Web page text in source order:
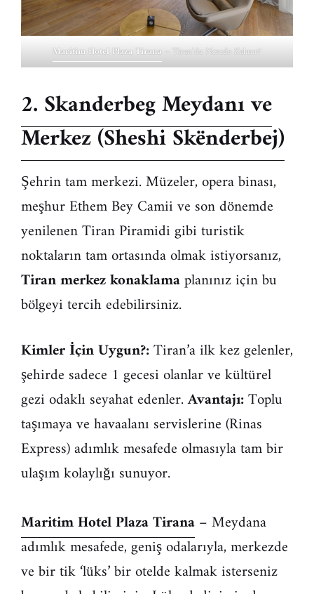
Maritim Hotel Plaza Tirana – Tiran’da Nerede Kalınır?
2. Skanderbeg Meydanı ve
Merkez (Sheshi Skënderbej)
Şehrin tam merkezi. Müzeler, opera binası,
meşhur Ethem Bey Camii ve son dönemde
yenilenen Tiran Piramidi gibi turistik
noktaların tam ortasında olmak istiyorsanız,
Tiran merkez konaklamaplanınız için bu
bölgeyi tercih edebilirsiniz.
Kimler İçin Uygun?:Tiran’a ilk kez gelenler,
şehirde sadece 1 gecesi olanlar ve kültürel
gezi odaklı seyahat edenler.Avantajı:Toplu
taşımaya ve havaalanı servislerine (Rinas
Express) adımlık mesafede olmasıyla tam bir
ulaşım kolaylığı sunuyor.
Maritim Hotel Plaza Tirana– Meydana
adımlık mesafede, geniş odalarıyla, merkezde
ve bir tik ‘lüks’ bir otelde kalmak isterseniz